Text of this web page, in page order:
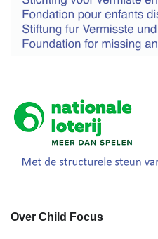
Over Child Focus